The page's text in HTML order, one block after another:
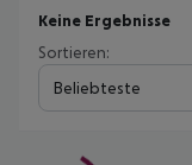
Keine Ergebnisse
Sortieren:
Beliebteste